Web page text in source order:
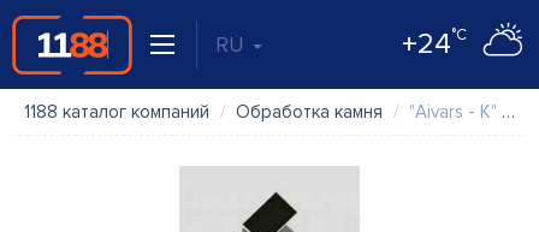
RU +24°C
1188 каталог компаний Обработка камня "Aivars - K" SIA, akmens apstrāde, pieminekļi Cēsīs